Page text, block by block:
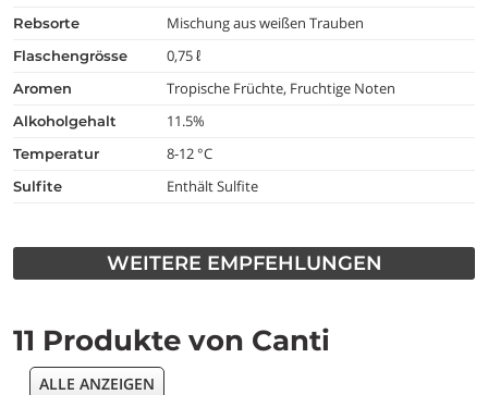
rebsorte Mischung aus weißen Trauben
flaschengrösse 0,75 ℓ
aromen Tropische Früchte, Fruchtige Noten
alkoholgehalt 11.5%
temperatur 8-12 °C
Sulfite Enthält Sulfite
WEITERE EMPFEHLUNGEN
11 Produkte von Canti
ALLE ANZEIGEN